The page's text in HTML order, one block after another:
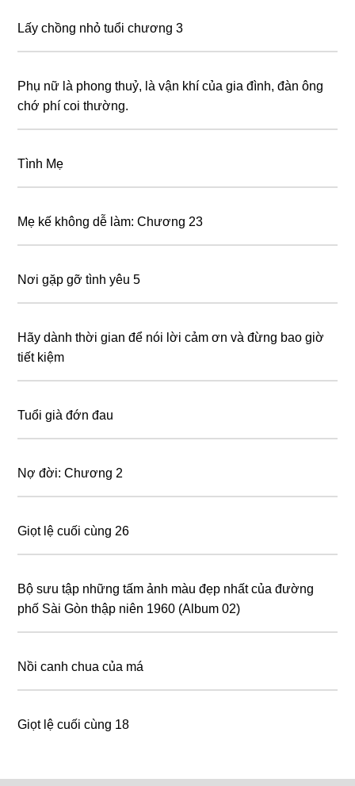
Lấy chồng nhỏ tuổi chương 3
Phụ nữ là phong thuỷ, là vận khí của gia đình, đàn ông
chớ phí coi thường.
Tình Mẹ
Mẹ kế không dễ làm: Chương 23
Nơi gặp gỡ tình yêu 5
Hãy dành thời gian để nói lời cảm ơn và đừng bao giờ
tiết kiệm
Tuổi già đớn đau
Nợ đời: Chương 2
Giọt lệ cuối cùng 26
Bộ sưu tập những tấm ảnh màu đẹp nhất của đường
phố Sài Gòn thập niên 1960 (Album 02)
Nồi canh chua của má
Giọt lệ cuối cùng 18